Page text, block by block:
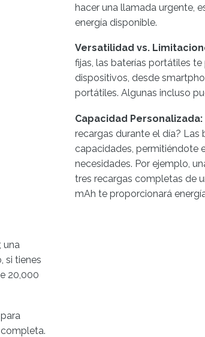
hacer una llamada urgente,
energía disponible.
Versatilidad vs.
fijas, las baterías portátiles
dispositivos, desde
portátiles. Algunas incluso
Capacidad Personalizada:
recargas durante el día? Las
capacidades, permitiéndote
necesidades. Por ejemplo,
tres recargas completas de
mAh te proporcionará
una
si tienes
20,000